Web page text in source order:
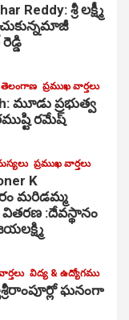
Reddy: శ్రీ లక్ష్మీ
తెలంగాణ ప్రముఖ వార్తలు
మూడు ప్రభుత్వ
రమేష్
ప్రముఖ వార్తలు
K
మరిడమ్మ
:దేవస్థానం
విద్య & ఉద్యోగము
ఘనంగా